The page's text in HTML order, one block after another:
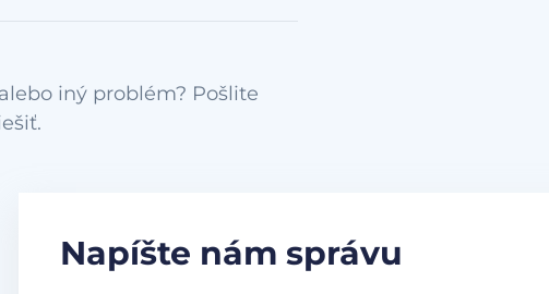
iný problém? Pošlite
Napíšte nám správu